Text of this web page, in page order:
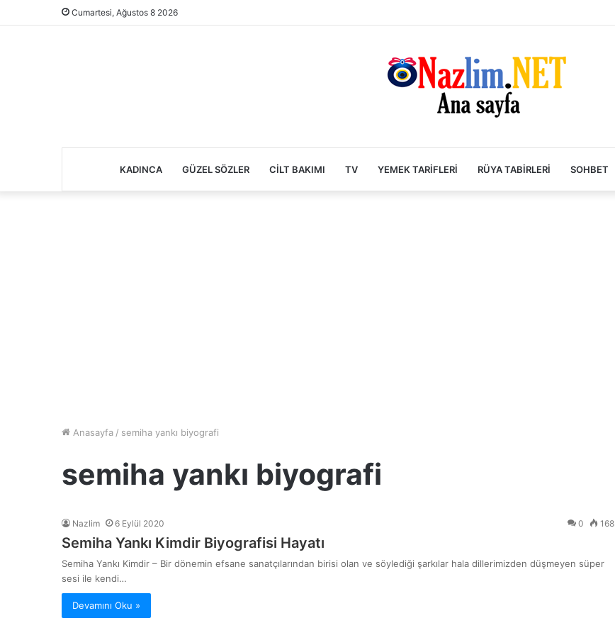
Cumartesi, Ağustos 8 2026
KADINCA GÜZEL SÖZLER CILT BAKIMI TV YEMEK TARIFLERI RÜYA TABIRLERI SOHBET
Anasayfa / semiha yankı biyografi
semiha yankı biyografi
Nazlim 6 Eylül 2020 0 168
Semiha Yankı Kimdir Biyografisi Hayatı
Semiha Yankı Kimdir – Bir dönemin efsane sanatçılarından birisi olan ve söylediği şarkılar hala dillerimizden düşmeyen süper
sesi ile kendi…
Devamını Oku »